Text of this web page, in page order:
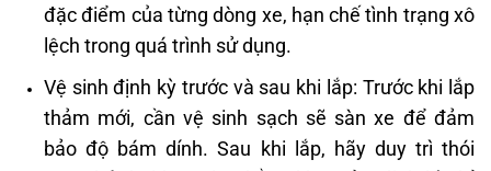
đặc điểm của từng dòng xe, hạn chế tình trạng xô
lệch trong quá trình sử dụng.
Vệ sinh định kỳ trước và sau khi lắp: Trước khi lắp
thảm mới, cần vệ sinh sạch sẽ sàn xe để đảm
bảo độ bám dính. Sau khi lắp, hãy duy trì thói